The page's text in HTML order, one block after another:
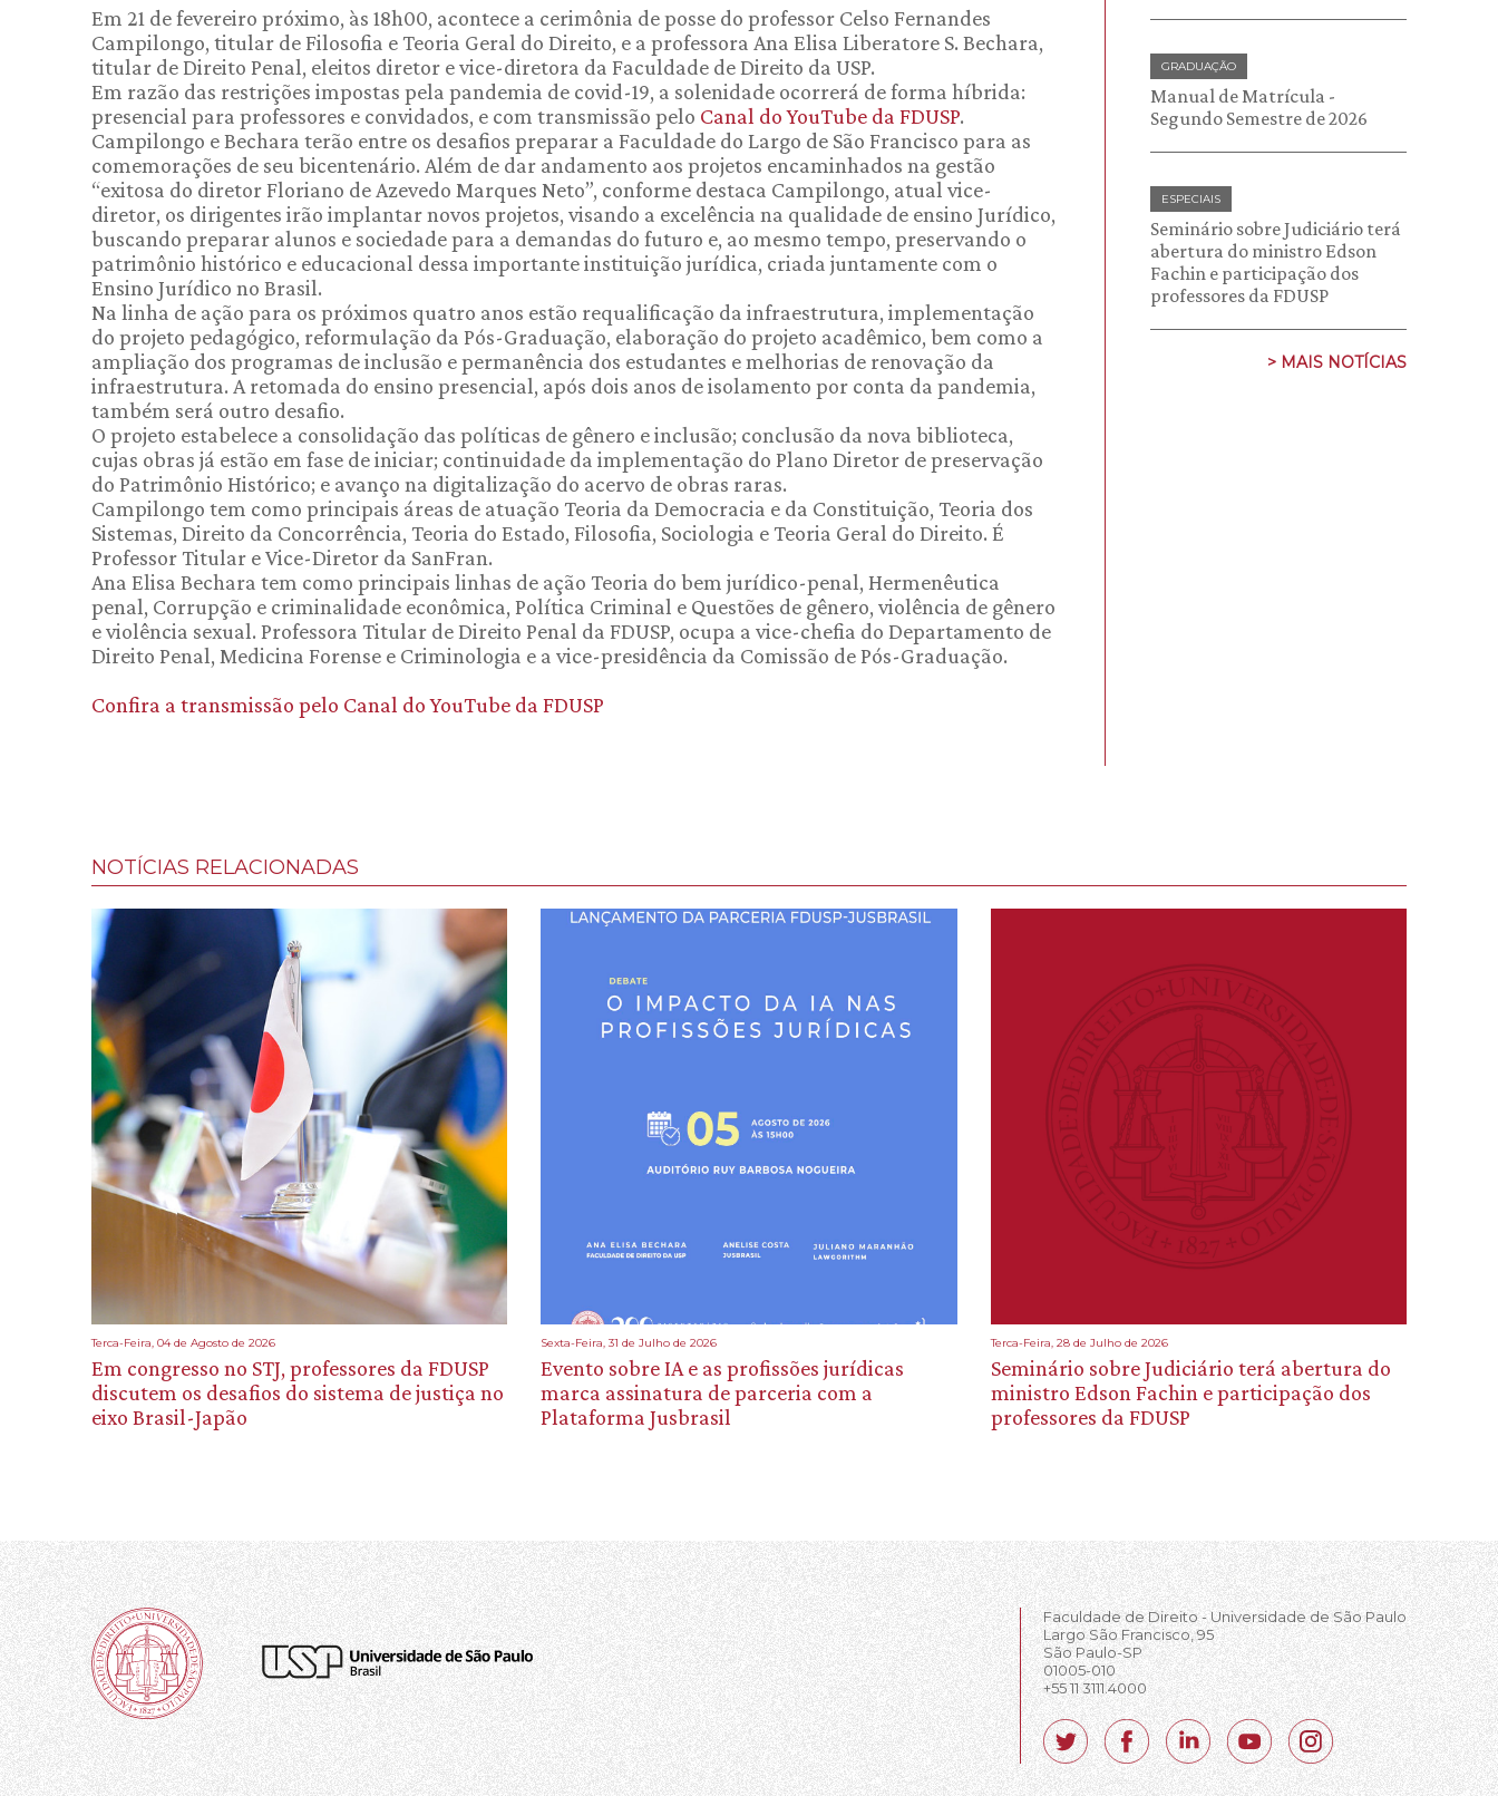
Em 21 de fevereiro próximo, às 18h00, acontece a cerimônia de posse do professor Celso Fernandes
Campilongo, titular de Filosofia e Teoria Geral do Direito, e a professora Ana Elisa Liberatore S. Bechara,
titular de Direito Penal, eleitos diretor e vice-diretora da Faculdade de Direito da USP.
Em razão das restrições impostas pela pandemia de covid-19, a solenidade ocorrerá de forma híbrida:
presencial para professores e convidados, e com transmissão pelo Canal do YouTube da FDUSP.
Campilongo e Bechara terão entre os desafios preparar a Faculdade do Largo de São Francisco para as
comemorações de seu bicentenário. Além de dar andamento aos projetos encaminhados na gestão
“exitosa do diretor Floriano de Azevedo Marques Neto”, conforme destaca Campilongo, atual vice-
diretor, os dirigentes irão implantar novos projetos, visando a excelência na qualidade de ensino Jurídico,
buscando preparar alunos e sociedade para a demandas do futuro e, ao mesmo tempo, preservando o
patrimônio histórico e educacional dessa importante instituição jurídica, criada juntamente com o
Ensino Jurídico no Brasil.
Na linha de ação para os próximos quatro anos estão requalificação da infraestrutura, implementação
do projeto pedagógico, reformulação da Pós-Graduação, elaboração do projeto acadêmico, bem como a
ampliação dos programas de inclusão e permanência dos estudantes e melhorias de renovação da
infraestrutura. A retomada do ensino presencial, após dois anos de isolamento por conta da pandemia,
também será outro desafio.
O projeto estabelece a consolidação das políticas de gênero e inclusão; conclusão da nova biblioteca,
cujas obras já estão em fase de iniciar; continuidade da implementação do Plano Diretor de preservação
do Patrimônio Histórico; e avanço na digitalização do acervo de obras raras.
Campilongo tem como principais áreas de atuação Teoria da Democracia e da Constituição, Teoria dos
Sistemas, Direito da Concorrência, Teoria do Estado, Filosofia, Sociologia e Teoria Geral do Direito. É
Professor Titular e Vice-Diretor da SanFran.
Ana Elisa Bechara tem como principais linhas de ação Teoria do bem jurídico-penal, Hermenêutica
penal, Corrupção e criminalidade econômica, Política Criminal e Questões de gênero, violência de gênero
e violência sexual. Professora Titular de Direito Penal da FDUSP, ocupa a vice-chefia do Departamento de
Direito Penal, Medicina Forense e Criminologia e a vice-presidência da Comissão de Pós-Graduação.
Confira a transmissão pelo Canal do YouTube da FDUSP
GRADUAÇÃO
Manual de Matrícula -
Segundo Semestre de 2026
ESPECIAIS
Seminário sobre Judiciário terá
abertura do ministro Edson
Fachin e participação dos
professores da FDUSP
> MAIS NOTÍCIAS
NOTÍCIAS RELACIONADAS
Terca-Feira, 04 de Agosto de 2026
Em congresso no STJ, professores da FDUSP
discutem os desafios do sistema de justiça no
eixo Brasil-Japão
Sexta-Feira, 31 de Julho de 2026
Evento sobre IA e as profissões jurídicas
marca assinatura de parceria com a
Plataforma Jusbrasil
Terca-Feira, 28 de Julho de 2026
Seminário sobre Judiciário terá abertura do
ministro Edson Fachin e participação dos
professores da FDUSP
Faculdade de Direito - Universidade de São Paulo
Largo São Francisco, 95
São Paulo-SP
01005-010
+55 11 3111.4000